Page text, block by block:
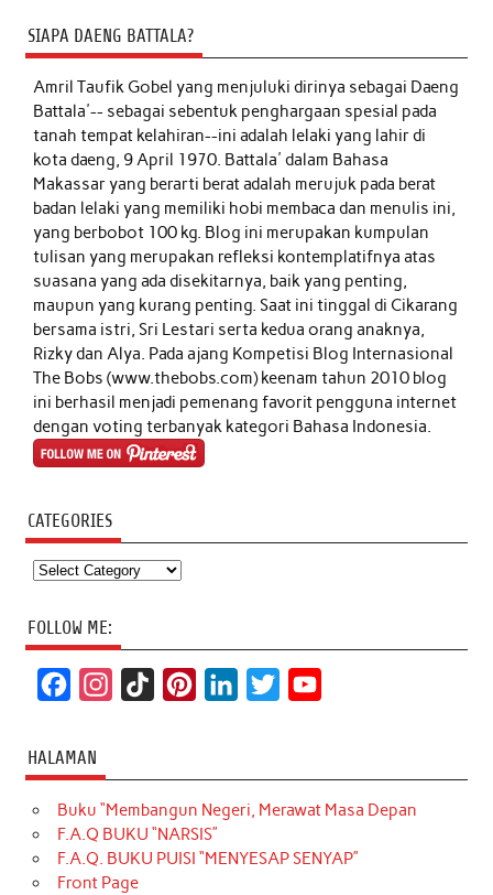
SIAPA DAENG BATTALA?
Amril Taufik Gobelyang menjuluki dirinya sebagai Daeng
Battala'-- sebagai sebentuk penghargaan spesial pada
tanah tempat kelahiran--ini adalah lelaki yang lahir di
kota daeng, 9 April 1970. Battala' dalam Bahasa
Makassar yang berarti berat adalah merujuk pada berat
badan lelaki yang memiliki hobi membaca dan menulis ini,
yang berbobot 100 kg. Blog ini merupakan kumpulan
tulisan yang merupakan refleksi kontemplatifnya atas
suasana yang ada disekitarnya, baik yang penting,
maupun yang kurang penting. Saat ini tinggal di Cikarang
bersama istri, Sri Lestari serta kedua orang anaknya,
Rizky dan Alya. Pada ajang Kompetisi Blog Internasional
The Bobs (www.thebobs.com) keenam tahun 2010 blog
ini berhasil menjadi pemenang favorit pengguna internet
dengan voting terbanyak kategori Bahasa Indonesia.
CATEGORIES
Categories
FOLLOW ME:
c
e
b
o
o
t
a
g
r
T
o
k
t
e
r
k
e
d
t
t
e
T
u
b
HALAMAN
Buku “Membangun Negeri, Merawat Masa Depan
F.A.Q BUKU “NARSIS”
F.A.Q. BUKU PUISI “MENYESAP SENYAP”
Front Page